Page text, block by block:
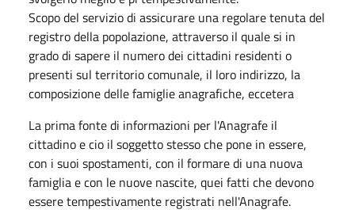
Scopo del servizio di assicurare una regolare tenuta del
registro della popolazione, attraverso il quale si in
grado di sapere il numero dei cittadini residenti o
presenti sul territorio comunale, il loro indirizzo, la
composizione delle famiglie anagrafiche, eccetera
La prima fonte di informazioni per l'Anagrafe il
cittadino e cio il soggetto stesso che pone in essere,
con i suoi spostamenti, con il formare di una nuova
famiglia e con le nuove nascite, quei fatti che devono
essere tempestivamente registrati nell'Anagrafe.